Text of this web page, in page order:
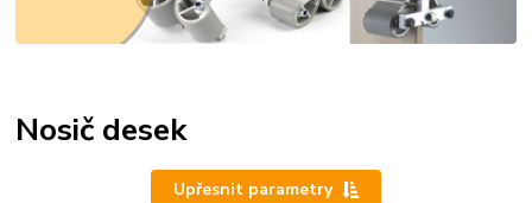
Nosič desek
Upřesnit parametry